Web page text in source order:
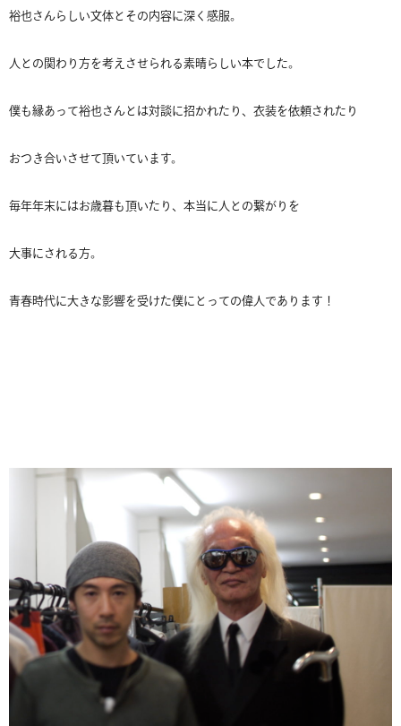
裕也さんらしい文体とその内容に深く感服。
人との関わり方を考えさせられる素晴らしい本でした。
僕も縁あって裕也さんとは対談に招かれたり、衣装を依頼されたり
おつき合いさせて頂いています。
毎年年末にはお歳暮も頂いたり、本当に人との繋がりを
大事にされる方。
青春時代に大きな影響を受けた僕にとっての偉人であります！